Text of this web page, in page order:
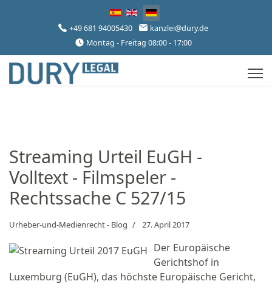
Sprache auswählen
+49 681 94005430
kanzlei@dury.de
Montag - Freitag 08:00 - 17:00
Streaming Urteil EuGH -
Volltext - Filmspeler -
Rechtssache C 527/15
Urheber-und-Medienrecht - Blog 27. April 2017
Der Europäische
Gerichtshof in
Luxemburg (EuGH), das höchste Europäische Gericht,